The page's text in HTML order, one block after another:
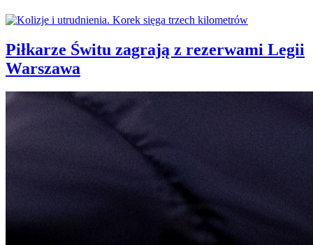
Piłkarze Świtu zagrają z rezerwami Legii
Warszawa